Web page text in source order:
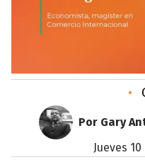
•
Por Gary
jueves